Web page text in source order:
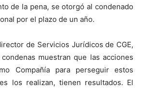
de la pena, se otorgó al condenado
por el plazo de un año.
de Servicios Jurídicos de CGE,
muestran que las acciones
Compañía para perseguir estos
los realizan, tienen resultados. El